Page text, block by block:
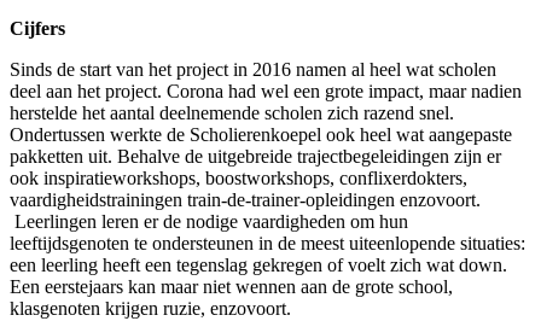
Cijfers
Sinds de start van het project in 2016 namen al heel wat scholen
deel aan het project. Corona had wel een grote impact, maar nadien
herstelde het aantal deelnemende scholen zich razend snel.
Ondertussen werkte de Scholierenkoepel ook heel wat aangepaste
pakketten uit. Behalve de uitgebreide trajectbegeleidingen zijn er
ook inspiratieworkshops, boostworkshops, conflixerdokters,
vaardigheidstrainingen train-de-trainer-opleidingen enzovoort.
Leerlingen leren er de nodige vaardigheden om hun
leeftijdsgenoten te ondersteunen in de meest uiteenlopende situaties:
een leerling heeft een tegenslag gekregen of voelt zich wat down.
Een eerstejaars kan maar niet wennen aan de grote school,
klasgenoten krijgen ruzie, enzovoort.